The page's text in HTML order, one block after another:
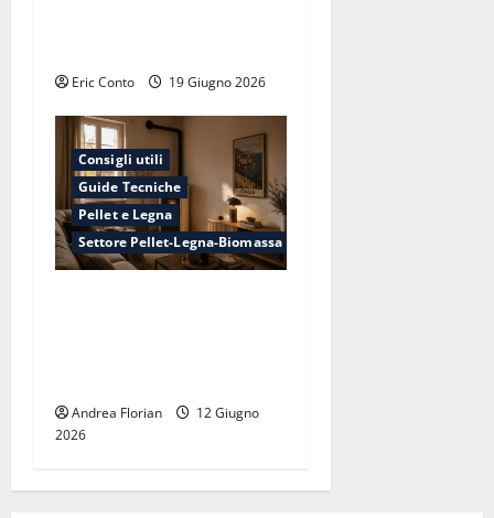
o Eric Conto 19 Giugno 2026
Consigli utili
Guide Tecniche
Pellet e Legna
Settore Pellet-Legna-Biomassa
Andrea Florian
12 Giugno
2026